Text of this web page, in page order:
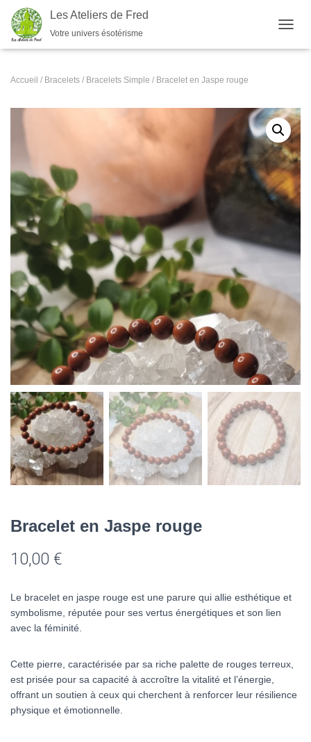
Les Ateliers de Fred
Votre univers ésotérisme
Accueil / Bracelets / Bracelets Simple / Bracelet en Jaspe rouge
Bracelet en Jaspe rouge
10,00 €
Le bracelet en jaspe rouge est une parure qui allie esthétique et
symbolisme, réputée pour ses vertus énergétiques et son lien
avec la féminité.
Cette pierre, caractérisée par sa riche palette de rouges terreux,
est prisée pour sa capacité à accroître la vitalité et l’énergie,
offrant un soutien à ceux qui cherchent à renforcer leur résilience
physique et émotionnelle.